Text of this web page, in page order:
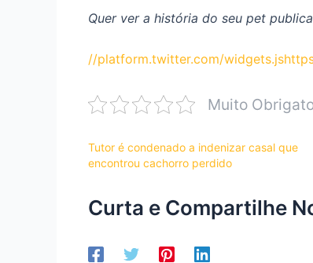
Quer ver a história do seu pet
//platform.twitter.com/widgets.js
Muito
Tutor é condenado a indenizar casal que
encontrou cachorro perdido
Curta e Compartilhe